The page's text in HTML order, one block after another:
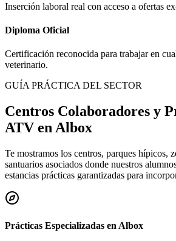
Inserción laboral real con acceso a ofertas
Diploma Oficial
Certificación reconocida para trabajar en
veterinario.
GUÍA PRÁCTICA DEL SECTOR
Centros Colaboradores y
ATV en Albox
Te mostramos los centros, parques hípicos,
santuarios asociados donde nuestros
estancias prácticas garantizadas para
Prácticas Especializadas en Albox